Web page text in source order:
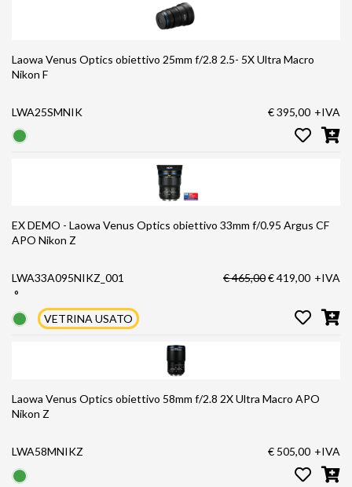
Laowa Venus Optics obiettivo 25mm f/2.8 2.5- 5X Ultra Macro
Nikon F
LWA25SMNIK € 395,00 +IVA
EX DEMO - Laowa Venus Optics obiettivo 33mm f/0.95 Argus CF
APO Nikon Z
LWA33A095NIKZ_001
°
€ 465,00€ 419,00 +IVA
VETRINA USATO
Laowa Venus Optics obiettivo 58mm f/2.8 2X Ultra Macro APO
Nikon Z
LWA58MNIKZ € 505,00 +IVA